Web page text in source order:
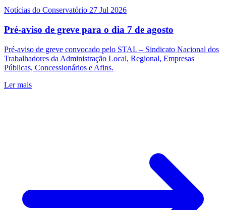
Notícias do Conservatório 27 Jul 2026
Pré-aviso de greve para o dia 7 de agosto
Pré-aviso de greve convocado pelo STAL – Sindicato Nacional dos
Trabalhadores da Administração Local, Regional, Empresas
Públicas, Concessionários e Afins.
Ler mais